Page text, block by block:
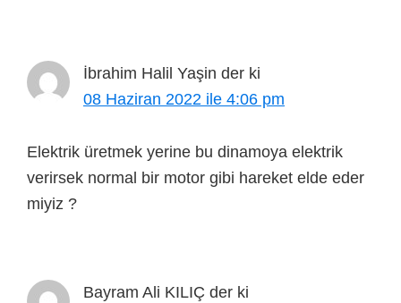
İbrahim Halil Yaşin der ki
08 Haziran 2022 ile 4:06 pm
Elektrik üretmek yerine bu dinamoya elektrik
verirsek normal bir motor gibi hareket elde eder
miyiz ?
Bayram Ali KILIÇ der ki